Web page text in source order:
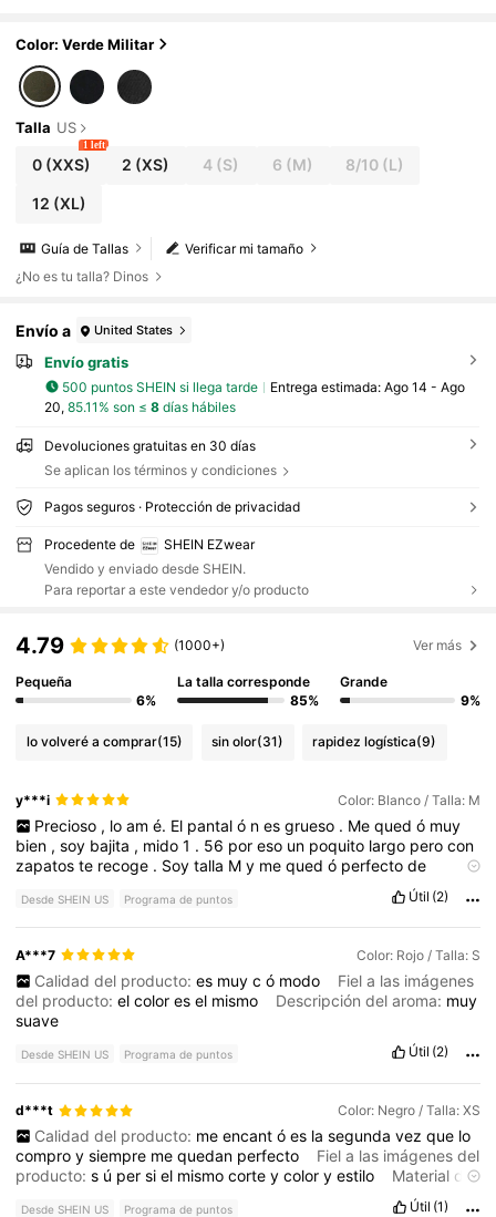
Color: Verde Militar
Talla US
0(XXS)
1 left
2 (XS) 4 (S) 6 (M) 8/10 (L)
12 (XL)
Verificar mi tamaño
Guía de Tallas
¿No es tu talla? Dinos
Envío a United States
Envío gratis
500 puntos SHEIN si llega tarde Entrega estimada: Ago 14 - Ago
20, 85.11% son ≤ 8días hábiles
Devoluciones gratuitas en 30 días
Se aplican los términos y condiciones
Pagos seguros · Protección de privacidad
Procedente de
SHEIN EZwear
Vendido y enviado desde SHEIN.
Para reportar a este vendedor y/o producto
4.79 (1000+) Ver más
Pequeña
6%
La talla corresponde
85%
Grande
9%
lo volveré a comprar(15) sin olor(31) rapidez logística(9)
y***i Color: Blanco / Talla: M
Precioso , lo am é. El pantal ó n es grueso . Me qued ó muy
bien ,soy bajita , mido1 . 56 poreso un poquito largo perocon
zapatoste recoge . Soytalla My mequedó perfectode
Desde SHEIN US Programa de puntos Útil (2)
A***7 Color: Rojo / Talla: S
Calidad del producto: es muy c ó modo
Fiel a las imágenes
del producto:elcoloresel mismo Descripción del aroma: muy
suave
Desde SHEIN US Programa de puntos Útil (2)
d***t Color: Negro / Talla: XS
Calidad del producto: me encant ó es la segunda vez que lo
comproysiempre mequedan perfecto
Fiel a las imágenes del
producto:s ú persiel mismocorteycoloryestilo
Material de
que
Desde SHEIN US Programa de puntos Útil (1)